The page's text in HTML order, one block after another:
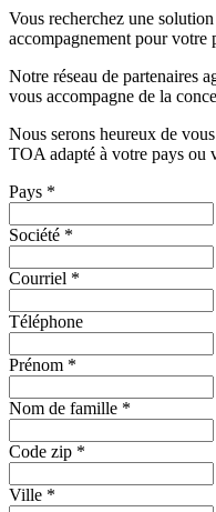
Vous recherchez une
accompagnement pour votre
Notre réseau de partenaires
vous accompagne de la
Nous serons heureux de
TOA adapté à votre pays ou
Pays *
Société *
Courriel *
Téléphone
Prénom *
Nom de famille *
Code zip *
Ville *